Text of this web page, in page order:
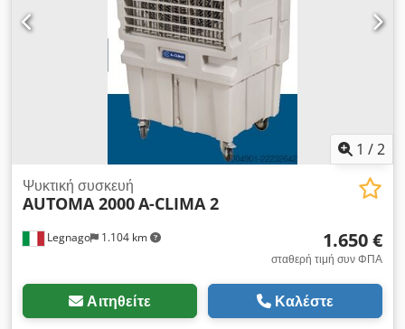
1 /2
Legnago 1.104 km
Ψυκτική συσκευή
AUTOMA 2000A-CLIMA 2
1.650 €
σταθερή τιμή συν ΦΠΑ
Αιτηθείτε Καλέστε